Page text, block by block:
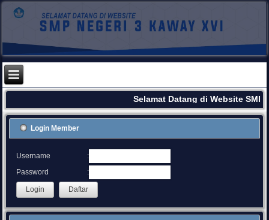
Selamat Datang di Website
Login Member
Username
:
Password
: